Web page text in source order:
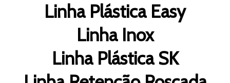
Linha Plástica Easy
Linha Inox
Linha Plástica SK